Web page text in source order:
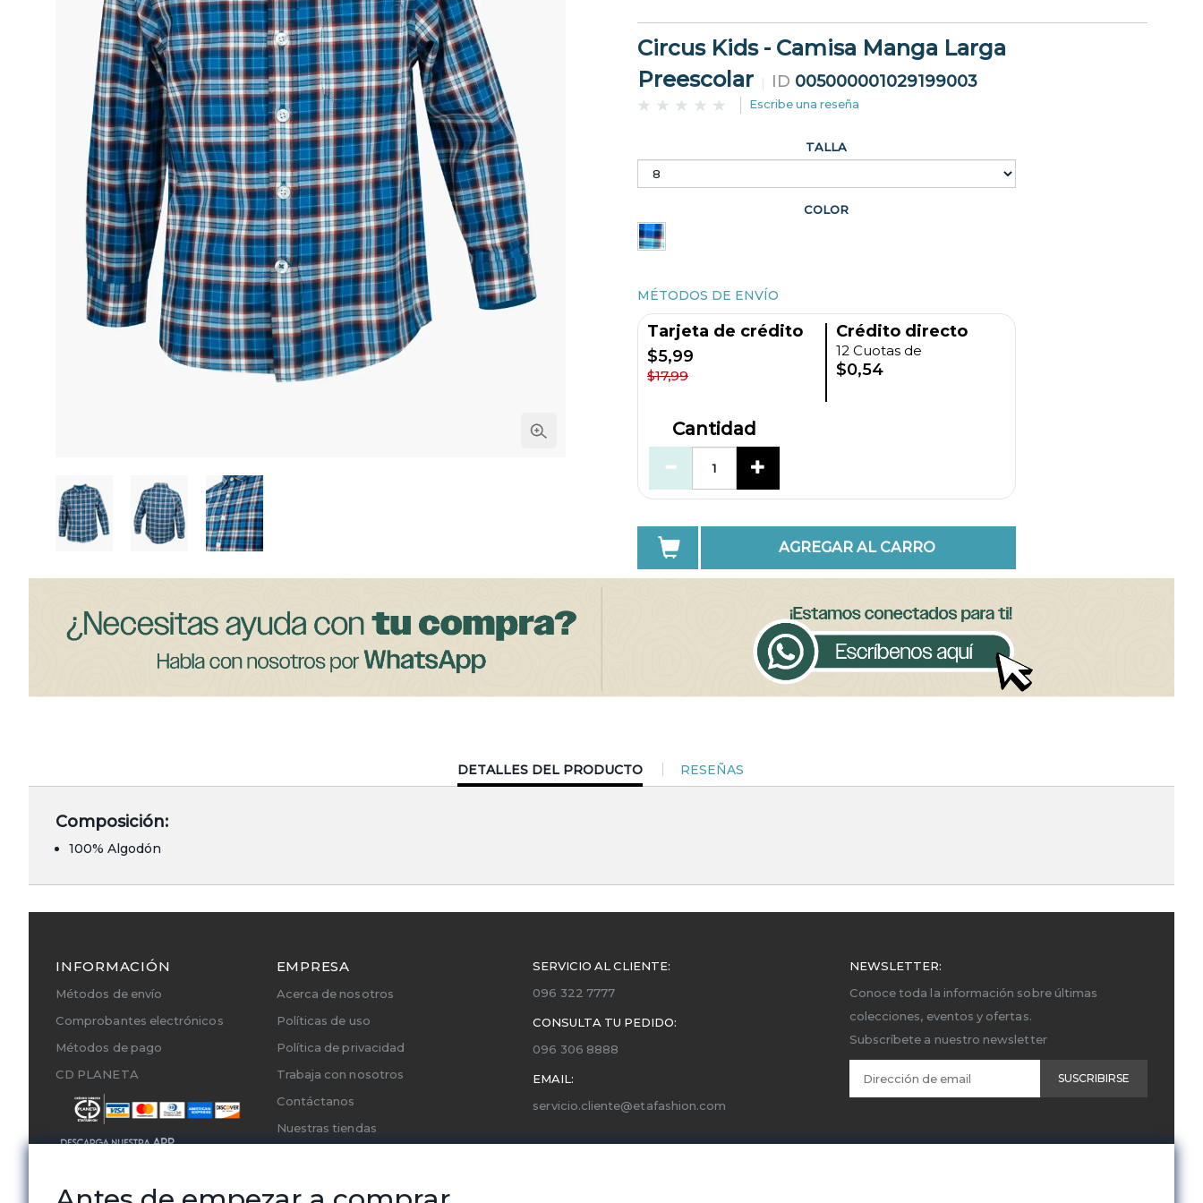
Circus Kids - Camisa Manga Larga
Preescolar
ID 005000001029199003
Escribe una reseña
TALLA
COLOR
MÉTODOS DE ENVÍO
Tarjeta de crédito
$5,99
$17,99
Crédito directo
12 Cuotas de
$0,54
Cantidad
AGREGAR AL CARRO
CURRENT
TAB:
DETALLES DEL PRODUCTO RESEÑAS
Composición:
100% Algodón
INFORMACIÓN
Métodos de envío
Comprobantes electrónicos
Métodos de pago
CD PLANETA
EMPRESA
Acerca de nosotros
Políticas de uso
Política de privacidad
Trabaja con nosotros
Contáctanos
Nuestras tiendas
SERVICIO AL CLIENTE:
096 322 7777
CONSULTA TU PEDIDO:
096 306 8888
EMAIL:
servicio.cliente@etafashion.com
NEWSLETTER:
Conoce toda la información sobre últimas
colecciones, eventos y ofertas.
Subscríbete a nuestro newsletter
SUSCRIBIRSE